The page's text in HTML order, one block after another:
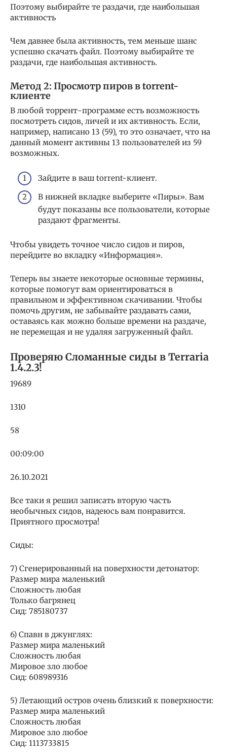
Поэтому выбирайте те раздачи, где наибольшая
активность
Чем давнее была активность, тем меньше шанс
успешно скачать файл. Поэтому выбирайте те
раздачи, где наибольшая активность.
Метод 2: Просмотр пиров в torrent-
клиенте
В любой торрент-программе есть возможность
посмотреть сидов, личей и их активность. Если,
например, написано 13 (59), то это означает, что на
данный момент активны 13 пользователей из 59
возможных.
Зайдите в ваш torrent-клиент.
В нижней вкладке выберите «Пиры». Вам
будут показаны все пользователи, которые
раздают фрагменты.
Чтобы увидеть точное число сидов и пиров,
перейдите во вкладку «Информация».
Теперь вы знаете некоторые основные термины,
которые помогут вам ориентироваться в
правильном и эффективном скачивании. Чтобы
помочь другим, не забывайте раздавать сами,
оставаясь как можно больше времени на раздаче,
не перемещая и не удаляя загруженный файл.
Проверяю Сломанные сиды в Terraria
1.4.2.3!
19689
1310
58
00:09:00
26.10.2021
Все таки я решил записать вторую часть
необычных сидов, надеюсь вам понравится.
Приятного просмотра!
Сиды:
7) Сгенерированный на поверхности детонатор:
Размер мира маленький
Сложность любая
Только багрянец
Сид: 785180737
6) Спавн в джунглях:
Размер мира маленький
Сложность любая
Мировое зло любое
Сид: 608989316
5) Летающий остров очень близкий к поверхности:
Размер мира маленький
Сложность любая
Мировое зло любое
Сид: 1113733815